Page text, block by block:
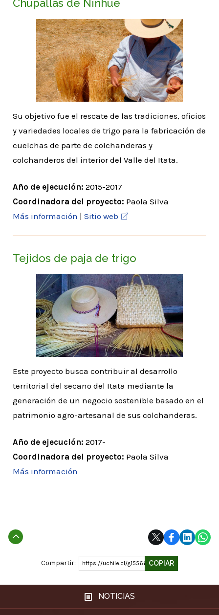
Chupallas de Ninhue
Su objetivo fue el rescate de las tradiciones, oficios
y variedades locales de trigo para la fabricación de
cuelchas de parte de colchanderas y
colchanderos del interior del Valle del Itata.
Año de ejecución: 2015-2017
Coordinadora del proyecto: Paola Silva
Más información |Sitio web
Tejidos de paja de trigo
Este proyecto busca contribuir al desarrollo
territorial del secano del Itata mediante la
generación de un negocio sostenible basado en el
patrimonio agro-artesanal de sus colchanderas.
Año de ejecución: 2017-
Coordinadora del proyecto: Paola Silva
Más información
Subir
Compartir: https://uchile.cl/g155668COPIAR
NOTICIAS